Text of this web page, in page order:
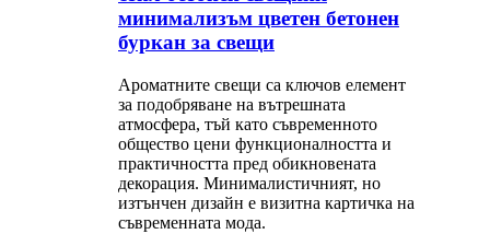
минимализъм цветен бетонен
буркан за свещи
Ароматните свещи са ключов елемент
за подобряване на вътрешната
атмосфера, тъй като съвременното
общество цени функционалността и
практичността пред обикновената
декорация. Минималистичният, но
изтънчен дизайн е визитна картичка на
съвременната мода.